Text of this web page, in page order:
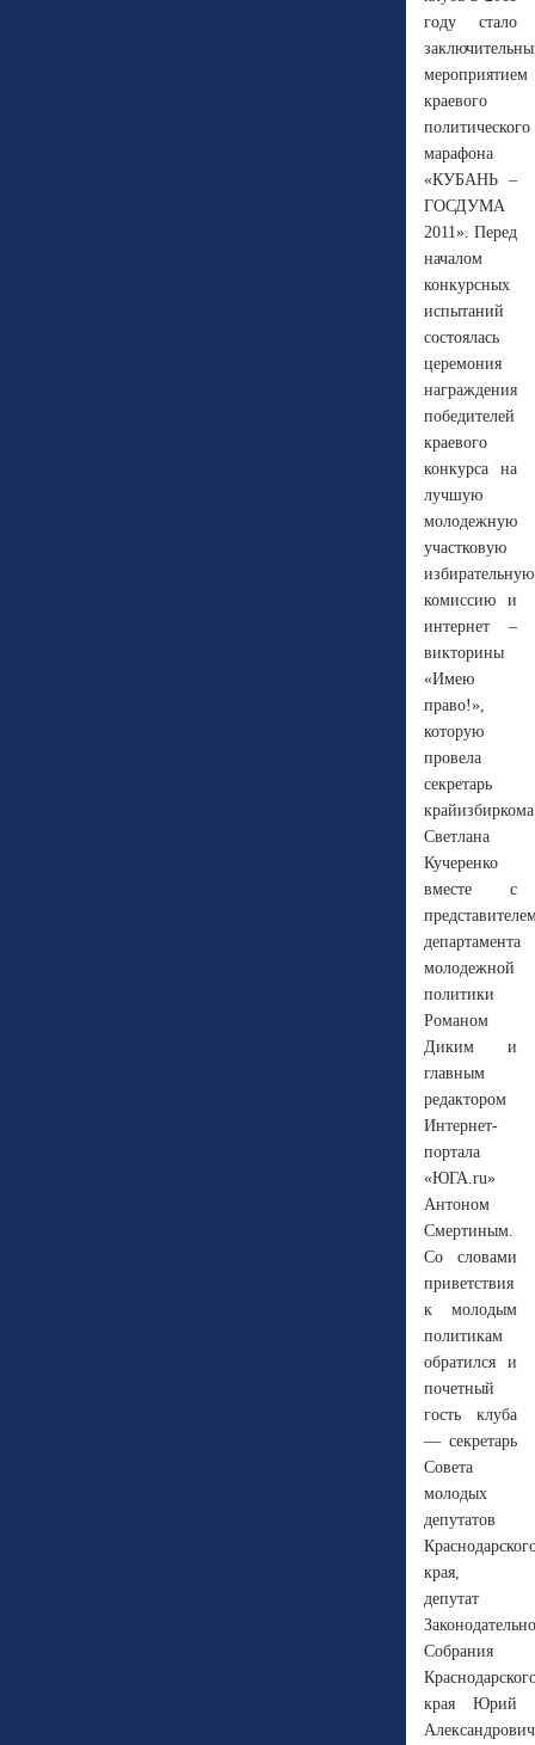
году стало
мероприятием
краевого
политического
марафона
«КУБАНЬ –
ГОСДУМА
2011». Перед
началом
конкурсных
испытаний
состоялась
церемония
награждения
победителей
краевого
конкурса на
лучшую
молодежную
участковую
избирательную
комиссию и
интернет –
викторины
«Имею
право!»,
которую
провела
секретарь
крайизбиркома
Светлана
Кучеренко
вместе с
департамента
молодежной
политики
Романом
Диким и
главным
редактором
Интернет-
портала
«ЮГА.ru»
Антоном
Смертиным.
Со словами
приветствия
к молодым
политикам
обратился и
почетный
гость клуба
— секретарь
Совета
молодых
депутатов
края,
депутат
Собрания
края Юрий
Александрович